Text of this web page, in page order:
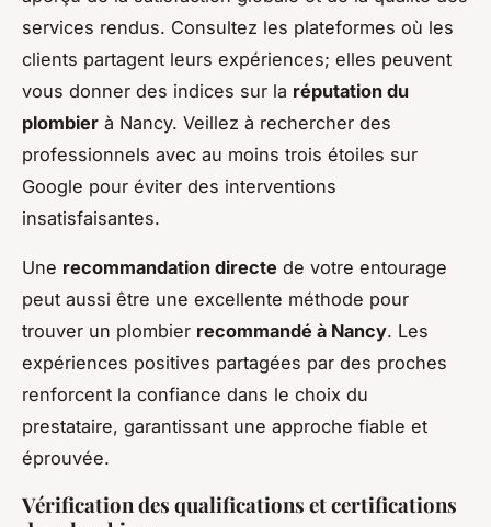
services rendus. Consultez les plateformes où les
clients partagent leurs expériences; elles peuvent
vous donner des indices sur la réputation du
plombier à Nancy. Veillez à rechercher des
professionnels avec au moins trois étoiles sur
Google pour éviter des interventions
insatisfaisantes.
Une recommandation directe de votre entourage
peut aussi être une excellente méthode pour
trouver un plombier recommandé à Nancy. Les
expériences positives partagées par des proches
renforcent la confiance dans le choix du
prestataire, garantissant une approche fiable et
éprouvée.
Vérification des qualifications et certifications